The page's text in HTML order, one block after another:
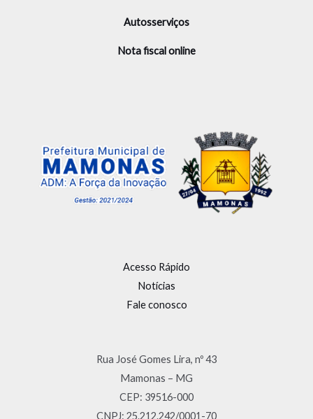
Autosserviços
Nota fiscal online
Acesso Rápido
Notícias
Fale conosco
Rua José Gomes Lira, nº 43
Mamonas – MG
CEP: 39516-000
CNPJ: 25.212.242/0001-70